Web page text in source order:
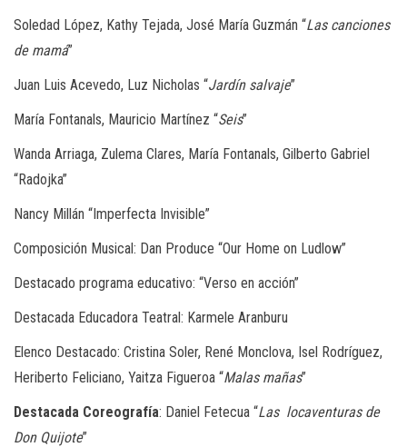
Soledad López, Kathy Tejada, José María Guzmán “Las canciones
de mamá”
Juan Luis Acevedo, Luz Nicholas “Jardín salvaje”
María Fontanals, Mauricio Martínez “Seis”
Wanda Arriaga, Zulema Clares, María Fontanals, Gilberto Gabriel
“Radojka”
Nancy Millán “Imperfecta Invisible”
Composición Musical: Dan Produce “Our Home on Ludlow”
Destacado programa educativo: “Verso en acción”
Destacada Educadora Teatral: Karmele Aranburu
Elenco Destacado: Cristina Soler, René Monclova, Isel Rodríguez,
Heriberto Feliciano, Yaitza Figueroa “Malas mañas”
Destacada Coreografía: Daniel Fetecua “Las locaventuras de
Don Quijote”